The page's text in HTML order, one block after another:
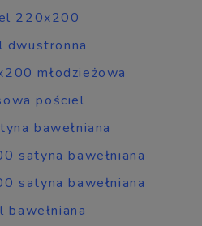
220x200
dwustronna
młodzieżowa
pościel
bawełniana
satyna bawełniana
satyna bawełniana
bawełniana